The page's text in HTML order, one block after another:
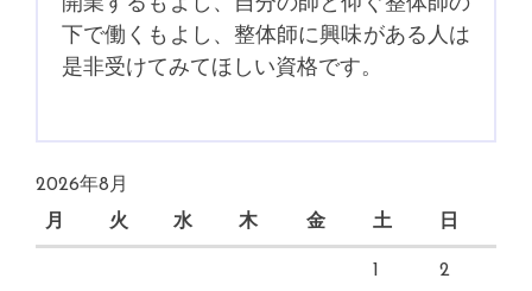
下で働くもよし、整体師に興味がある人は
是非受けてみてほしい資格です。
2026年8月
月
火 水 木 金 土 日
1 2